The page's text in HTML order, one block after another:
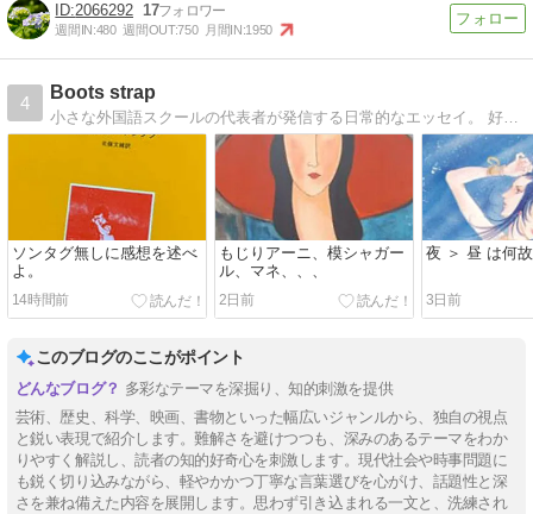
2066292 17
週間IN:480 週間OUT:750 月間IN:1950
4
Boots strap
小さな外国語スクールの代表者が発信する日常的なエッセイ。 好奇心と知性的な笑いを心がけている。
ソンタグ無しに感想を述べ
よ。
14時間前
もじりアーニ、模シャガー
ル、マネ、、、
2日前
夜 ＞ 昼 は何
3日前
このブログのここがポイント
多彩なテーマを深掘り、知的刺激を提供
芸術、歴史、科学、映画、書物といった幅広いジャンルから、独自の視点
と鋭い表現で紹介します。難解さを避けつつも、深みのあるテーマをわか
りやすく解説し、読者の知的好奇心を刺激します。現代社会や時事問題に
も鋭く切り込みながら、軽やかかつ丁寧な言葉選びを心がけ、話題性と深
さを兼ね備えた内容を展開します。思わず引き込まれる一文と、洗練され